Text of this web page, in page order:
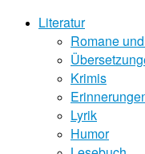
Literatur
Romane
Krimis
Lyrik
Humor